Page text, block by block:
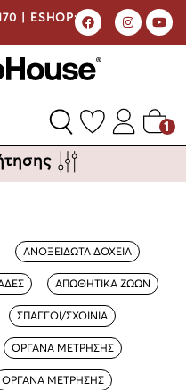
| ESHOP:
1
ΑΝΟΞΕΙΔΩΤΑ ΔΟΧΕΙΑ
ΑΠΩΘΗΤΙΚΑ ΖΩΩΝ
ΣΠΑΓΓΟΙ/ΣΧΟΙΝΙΑ
ΟΡΓΑΝΑ ΜΕΤΡΗΣΗΣ
ΟΡΓΑΝΑ ΜΕΤΡΗΣΗΣ